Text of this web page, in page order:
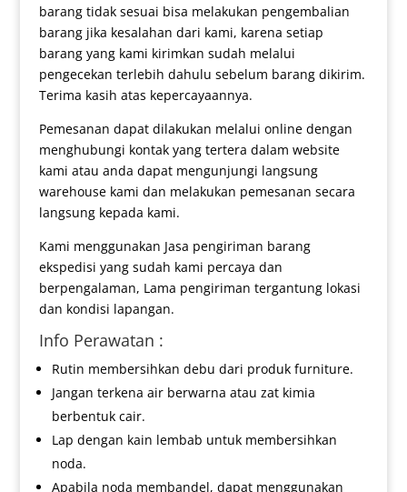
barang tidak sesuai bisa melakukan pengembalian
barang jika kesalahan dari kami, karena setiap
barang yang kami kirimkan sudah melalui
pengecekan terlebih dahulu sebelum barang dikirim.
Terima kasih atas kepercayaannya.
Pemesanan dapat dilakukan melalui online dengan
menghubungi kontak yang tertera dalam website
kami atau anda dapat mengunjungi langsung
warehouse kami dan melakukan pemesanan secara
langsung kepada kami.
Kami menggunakan Jasa pengiriman barang
ekspedisi yang sudah kami percaya dan
berpengalaman, Lama pengiriman tergantung lokasi
dan kondisi lapangan.
Info Perawatan :
Rutin membersihkan debu dari produk furniture.
Jangan terkena air berwarna atau zat kimia
berbentuk cair.
Lap dengan kain lembab untuk membersihkan
noda.
Apabila noda membandel, dapat menggunakan